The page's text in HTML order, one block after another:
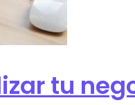
tu